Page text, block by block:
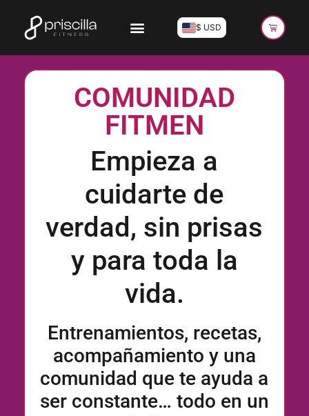
$ USD
COMUNIDAD
FITMEN
Empieza a
cuidarte de
verdad, sin prisas
y para toda la
vida.
Entrenamientos, recetas,
acompañamiento y una
comunidad que te ayuda a
ser constante… todo en un